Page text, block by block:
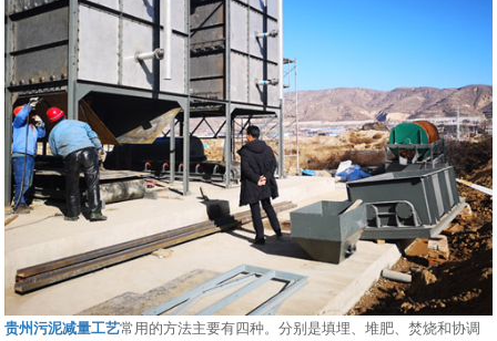
贵州污泥减量工艺常用的方法主要有四种。分别是填埋、堆肥、焚烧和协调